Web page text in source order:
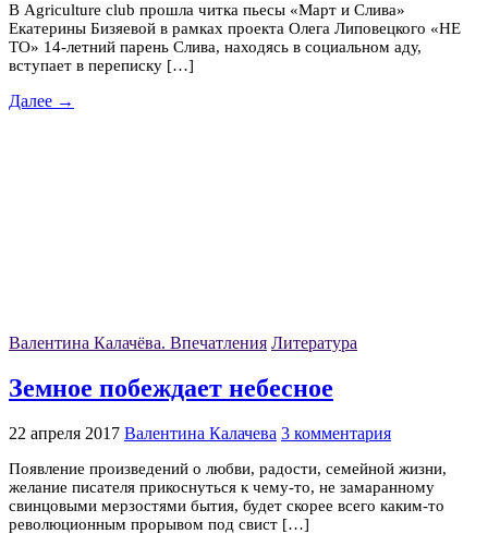
В Аgriculture club прошла читка пьесы «Март и Слива»
Екатерины Бизяевой в рамках проекта Олега Липовецкого «НЕ
ТО» 14-летний парень Слива, находясь в социальном аду,
вступает в переписку […]
Далее →
Валентина Калачёва. Впечатления Литература
Земное побеждает небесное
22 апреля 2017 Валентина Калачева 3 комментария
Появление произведений о любви, радости, семейной жизни,
желание писателя прикоснуться к чему-то, не замаранному
свинцовыми мерзостями бытия, будет скорее всего каким-то
революционным прорывом под свист […]